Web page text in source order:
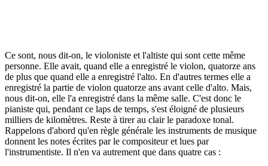
Ce sont, nous dit-on, le violoniste et l'altiste qui sont cette même
personne. Elle avait, quand elle a enregistré le violon, quatorze ans
de plus que quand elle a enregistré l'alto. En d'autres termes elle a
enregistré la partie de violon quatorze ans avant celle d'alto. Mais,
nous dit-on, elle l'a enregistré dans la même salle. C'est donc le
pianiste qui, pendant ce laps de temps, s'est éloigné de plusieurs
milliers de kilomètres. Reste à tirer au clair le paradoxe tonal.
Rappelons d'abord qu'en règle générale les instruments de musique
donnent les notes écrites par le compositeur et lues par
l'instrumentiste. Il n'en va autrement que dans quatre cas :